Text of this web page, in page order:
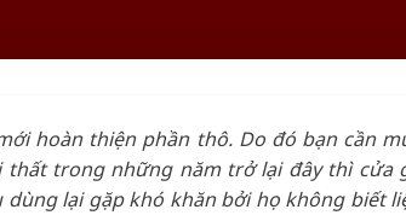
hoàn thiện phần thô. Do đó bạn cần
trong những năm trở lại đây thì cửa
lại gặp khó khăn bởi họ không biết